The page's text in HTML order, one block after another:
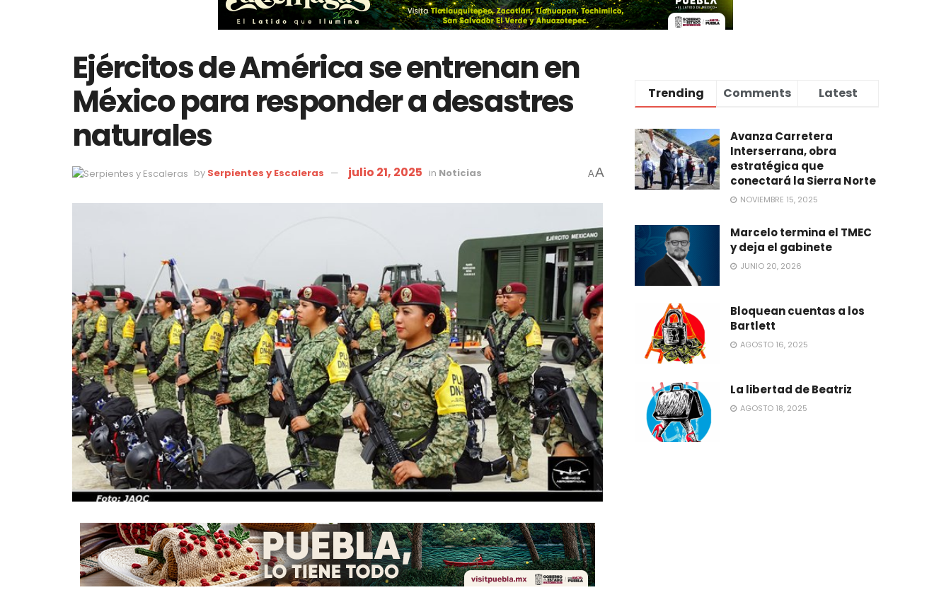
Ejércitos de América se entrenan en
México para responder a desastres
naturales
by Serpientes y Escaleras julio 21, 2025 in Noticias AA
Trending Comments Latest
Avanza Carretera
Interserrana, obra
estratégica que
conectará la Sierra Norte
NOVIEMBRE 15, 2025
Marcelo termina el TMEC
y deja el gabinete
JUNIO 20, 2026
Bloquean cuentas a los
Bartlett
AGOSTO 16, 2025
La libertad de Beatriz
AGOSTO 18, 2025